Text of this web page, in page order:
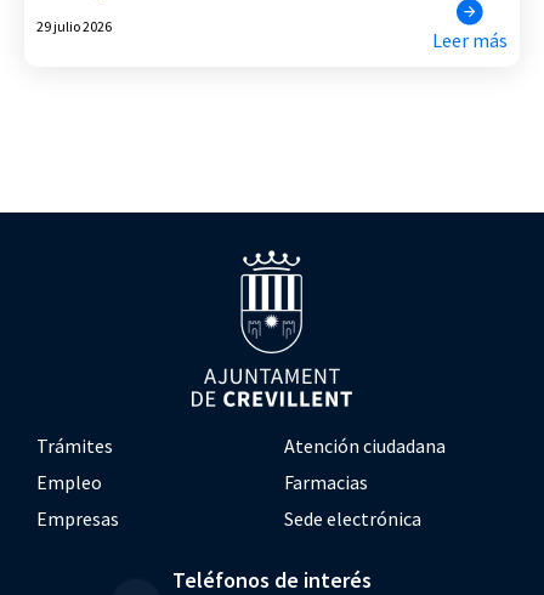
29 julio 2026
Leer más
Trámites
Atención ciudadana
Empleo
Farmacias
Empresas
Sede electrónica
Teléfonos de interés